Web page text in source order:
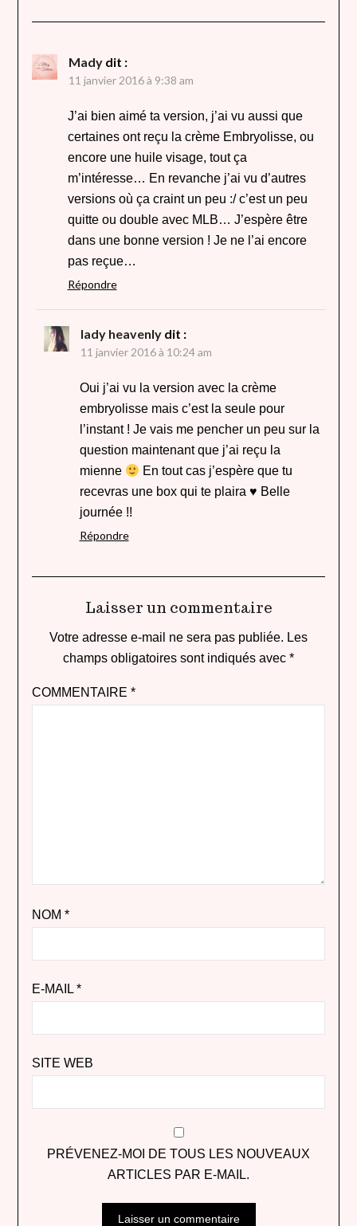
Mady dit :
11 janvier 2016 à 9:38 am
J’ai bien aimé ta version, j’ai vu aussi que
certaines ont reçu la crème Embryolisse, ou
encore une huile visage, tout ça
m’intéresse… En revanche j’ai vu d’autres
versions où ça craint un peu :/ c’est un peu
quitte ou double avec MLB… J’espère être
dans une bonne version ! Je ne l’ai encore
pas reçue…
Répondre
lady heavenly dit :
11 janvier 2016 à 10:24 am
Oui j’ai vu la version avec la crème
embryolisse mais c’est la seule pour
l’instant ! Je vais me pencher un peu sur la
question maintenant que j’ai reçu la
mienne
En tout cas j’espère que tu
recevras une box qui te plaira ♥ Belle
journée !!
Répondre
Laisser un commentaire
Votre adresse e-mail ne sera pas publiée. Les
champs obligatoires sont indiqués avec *
COMMENTAIRE *
NOM *
E-MAIL *
SITE WEB
PRÉVENEZ-MOI DE TOUS LES NOUVEAUX
ARTICLES PAR E-MAIL.